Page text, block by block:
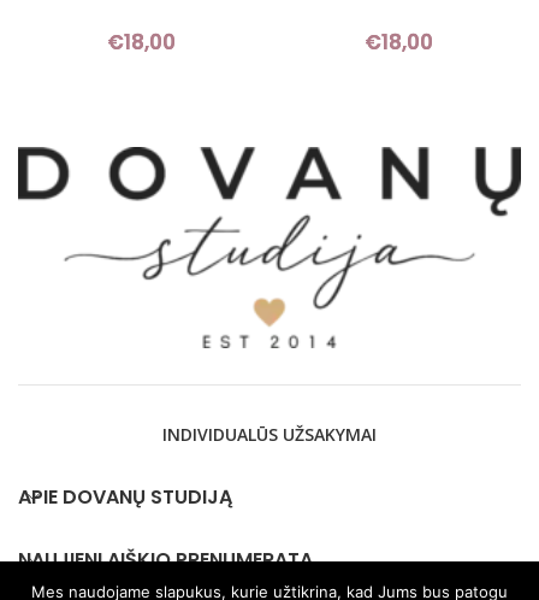
€18,00 €18,00
INDIVIDUALŪS UŽSAKYMAI
APIE DOVANŲ STUDIJĄ
NAUJIENLAIŠKIO PRENUMERATA
Mes naudojame slapukus, kurie užtikrina, kad Jums bus patogu